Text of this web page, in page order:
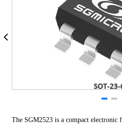
The SGM2523 is a compact electronic